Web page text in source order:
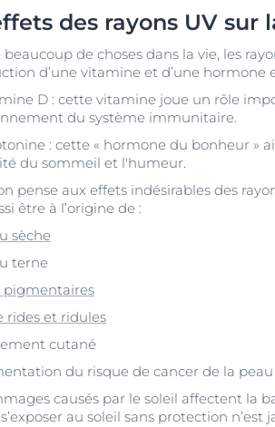
des rayons UV sur
de choses dans la vie, les
d’une vitamine et d’une hormone
D : cette vitamine joue un rôle
du système immunitaire.
: cette « hormone du bonheur »
du sommeil et l'humeur.
pense aux effets indésirables des
être à l’origine de :
sèche
terne
pigmentaires
rides et ridules
cutané
du risque de cancer de la peau
causés par le soleil affectent la
au soleil sans protection n’est